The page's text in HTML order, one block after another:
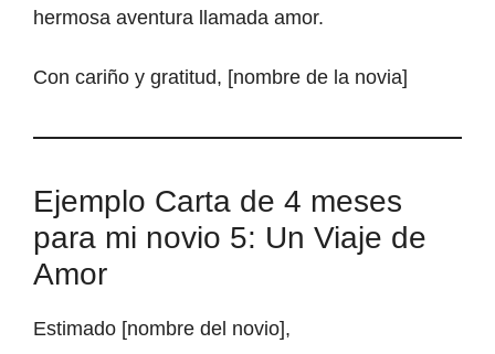
hermosa aventura llamada amor.
Con cariño y gratitud, [nombre de la novia]
Ejemplo Carta de 4 meses
para mi novio 5: Un Viaje de
Amor
Estimado [nombre del novio],